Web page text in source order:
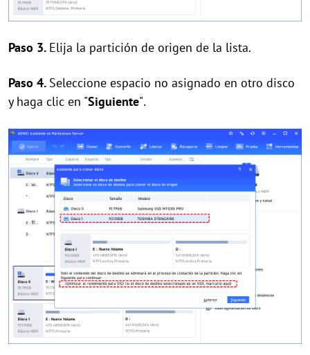
Paso 3. Elija la partición de origen de la lista.
Paso 4. Seleccione espacio no asignado en otro disco
y haga clic en "Siguiente".